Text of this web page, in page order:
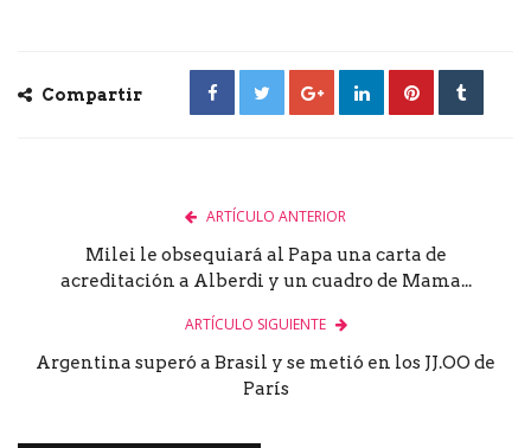
Compartir
ARTÍCULO ANTERIOR
Milei le obsequiará al Papa una carta de
acreditación a Alberdi y un cuadro de Mama...
ARTÍCULO SIGUIENTE
Argentina superó a Brasil y se metió en los JJ.OO de
París